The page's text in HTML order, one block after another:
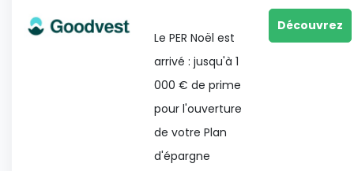
Le PER Noël est
arrivé : jusqu'à 1
000 € de prime
pour l'ouverture
de votre Plan
d'épargne
Découvrez